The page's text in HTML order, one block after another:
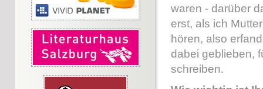
waren - darüber
erst, als ich
hören, also
dabei geblieben,
schreiben.